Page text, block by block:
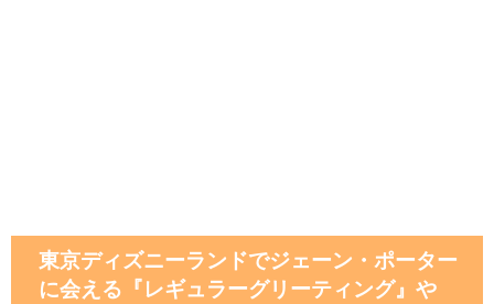
東京ディズニーランドでジェーン・ポーター
に会える『レギュラーグリーティング』や